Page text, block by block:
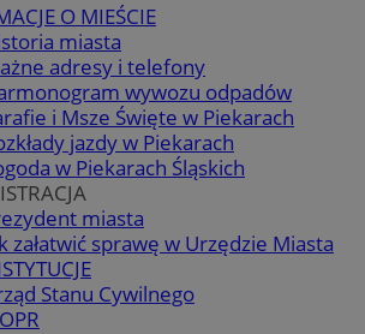
O MIEŚCIE
miasta
adresy i telefony
wywozu odpadów
i Msze Święte w Piekarach
jazdy w Piekarach
w Piekarach Śląskich
miasta
załatwić sprawę w Urzędzie Miasta
Stanu Cywilnego